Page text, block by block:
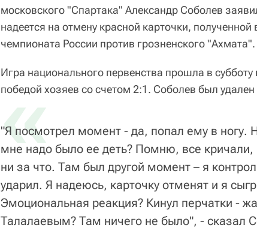
московского "Спартака" Александр Соболев
надеется на отмену красной карточки, полученной
чемпионата России против грозненского "Ахмата".
Игра национального первенства прошла в
победой хозяев со счетом 2:1. Соболев был
«
"Я посмотрел момент - да, попал ему в ногу.
мне надо было ее деть? Помню, все кричали,
ни за что. Там был другой момент – я
ударил. Я надеюсь, карточку отменят и я
Эмоциональная реакция? Кинул перчатки -
Талалаевым? Там ничего не было", - сказал